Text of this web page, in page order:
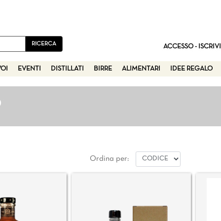
ACCESSO -
EVENTI DISTILLATI BIRRE ALIMENTARI IDEE REGALO
Ordina per: